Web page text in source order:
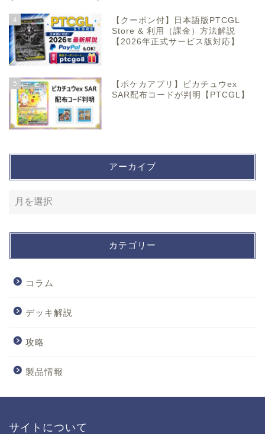
4
【クーポン付】日本語版PTCGL
Store & 利用（課金）方法解説
【2026年正式サービス版対応】
5
【ポケカアプリ】ピカチュウex
SAR配布コードが判明【PTCGL】
アーカイブ
カテゴリー
コラム
デッキ解説
攻略
製品情報
サイトについて